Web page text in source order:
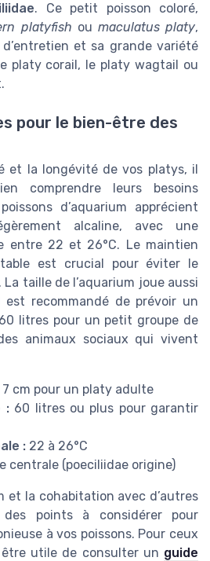
. Ce petit poisson coloré,
platyfish ou maculatus platy,
et sa grande variété
platy corail, le platy wagtail ou
pour le bien-être des
et la longévité de vos platys, il
comprendre leurs besoins
d’aquarium apprécient
alcaline, avec une
entre 22 et 26°C. Le maintien
est crucial pour éviter le
taille de l’aquarium joue aussi
recommandé de prévoir un
litres pour un petit groupe de
animaux sociaux qui vivent
7 cm pour un platy adulte
:60 litres ou plus pour garantir
: 22 à 26°C
centrale (poeciliidae origine)
et la cohabitation avec d’autres
des points à considérer pour
à vos poissons. Pour ceux
utile de consulter un guide